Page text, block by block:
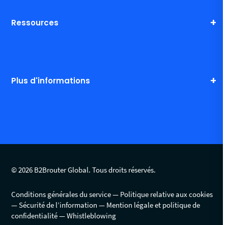
Ressources
Plus d'informations
© 2026 B2Brouter Global. Tous droits réservés.
Conditions générales du service
Politique relative aux cookies
Sécurité de l’information
Mention légale et politique de
confidentialité
Whistleblowing